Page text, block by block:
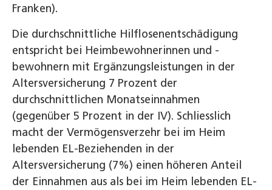
Franken).
Die durchschnittliche Hilflosenentschädigung
entspricht bei Heimbewohnerinnen und -
bewohnern mit Ergänzungsleistungen in der
Altersversicherung 7 Prozent der
durchschnittlichen Monatseinnahmen
(gegenüber 5 Prozent in der IV). Schliesslich
macht der Vermögensverzehr bei im Heim
lebenden EL-Beziehenden in der
Altersversicherung (7%) einen höheren Anteil
der Einnahmen aus als bei im Heim lebenden EL-